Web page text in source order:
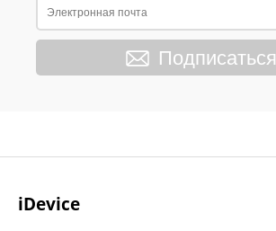
Подписаться
iDevice